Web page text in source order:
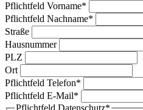
Pflichtfeld Vorname*
Pflichtfeld Nachname*
Straße
Hausnummer
PLZ
Ort
Pflichtfeld Telefon*
Pflichtfeld E-Mail*
Pflichtfeld Datenschutz*